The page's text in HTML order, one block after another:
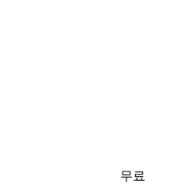
무료